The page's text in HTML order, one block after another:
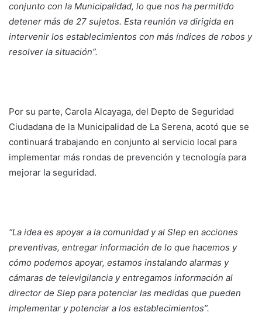
conjunto con la Municipalidad, lo que nos ha permitido
detener más de 27 sujetos. Esta reunión va dirigida en
intervenir los establecimientos con más índices de robos y
resolver la situación”.
Por su parte, Carola Alcayaga, del Depto de Seguridad
Ciudadana de la Municipalidad de La Serena, acotó que se
continuará trabajando en conjunto al servicio local para
implementar más rondas de prevención y tecnología para
mejorar la seguridad.
“La idea es apoyar a la comunidad y al Slep en acciones
preventivas, entregar información de lo que hacemos y
cómo podemos apoyar, estamos instalando alarmas y
cámaras de televigilancia y entregamos información al
director de Slep para potenciar las medidas que pueden
implementar y potenciar a los establecimientos”.